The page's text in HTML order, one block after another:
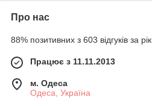
Про нас
88% позитивних з 603 відгуків за рік
Працює з 11.11.2013
м. Одеса
Одеса, Україна